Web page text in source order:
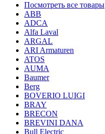
Посмотреть все товары
ABB
ADCA
Alfa Laval
ARGAL
ARI Armaturen
ATOS
AUMA
Baumer
Berg
BOVERIO LUIGI
BRAY
BRECON
BREVINI DANA
Bull Electric